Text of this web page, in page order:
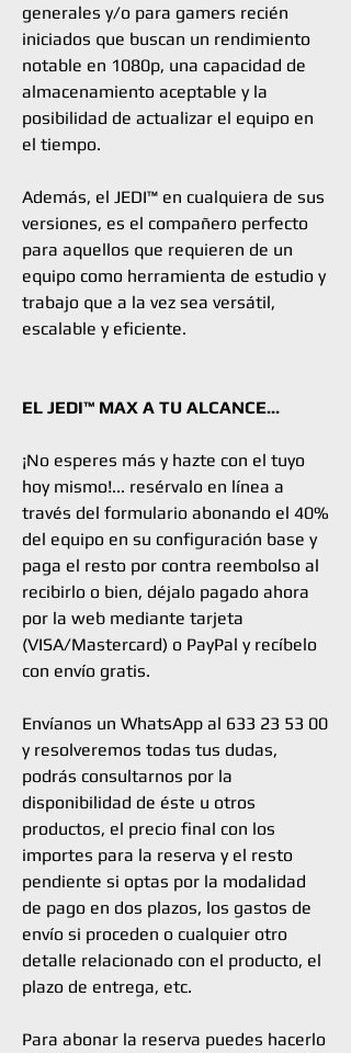
generales y/o para gamers recién
iniciados que buscan un rendimiento
notable en 1080p, una capacidad de
almacenamiento aceptable y la
posibilidad de actualizar el equipo en
el tiempo.
Además, el JEDI™ en cualquiera de sus
versiones, es el compañero perfecto
para aquellos que requieren de un
equipo como herramienta de estudio y
trabajo que a la vez sea versátil,
escalable y eficiente.
EL JEDI™ MAX A TU ALCANCE...
¡No esperes más y hazte con el tuyo
hoy mismo!... resérvalo en línea a
través del formulario abonando el 40%
del equipo en su configuración base y
paga el resto por contra reembolso al
recibirlo o bien, déjalo pagado ahora
por la web mediante tarjeta
(VISA/Mastercard) o PayPal y recíbelo
con envío gratis.
Envíanos un WhatsApp al 633 23 53 00
y resolveremos todas tus dudas,
podrás consultarnos por la
disponibilidad de éste u otros
productos, el precio final con los
importes para la reserva y el resto
pendiente si optas por la modalidad
de pago en dos plazos, los gastos de
envío si proceden o cualquier otro
detalle relacionado con el producto, el
plazo de entrega, etc.
Para abonar la reserva puedes hacerlo